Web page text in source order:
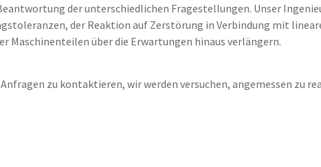
der unterschiedlichen Fragestellungen. Unser
der Reaktion auf Zerstörung in Verbindung mit
Maschinenteilen über die Erwartungen hinaus verlängern.
zu kontaktieren, wir werden versuchen, angemessen zu